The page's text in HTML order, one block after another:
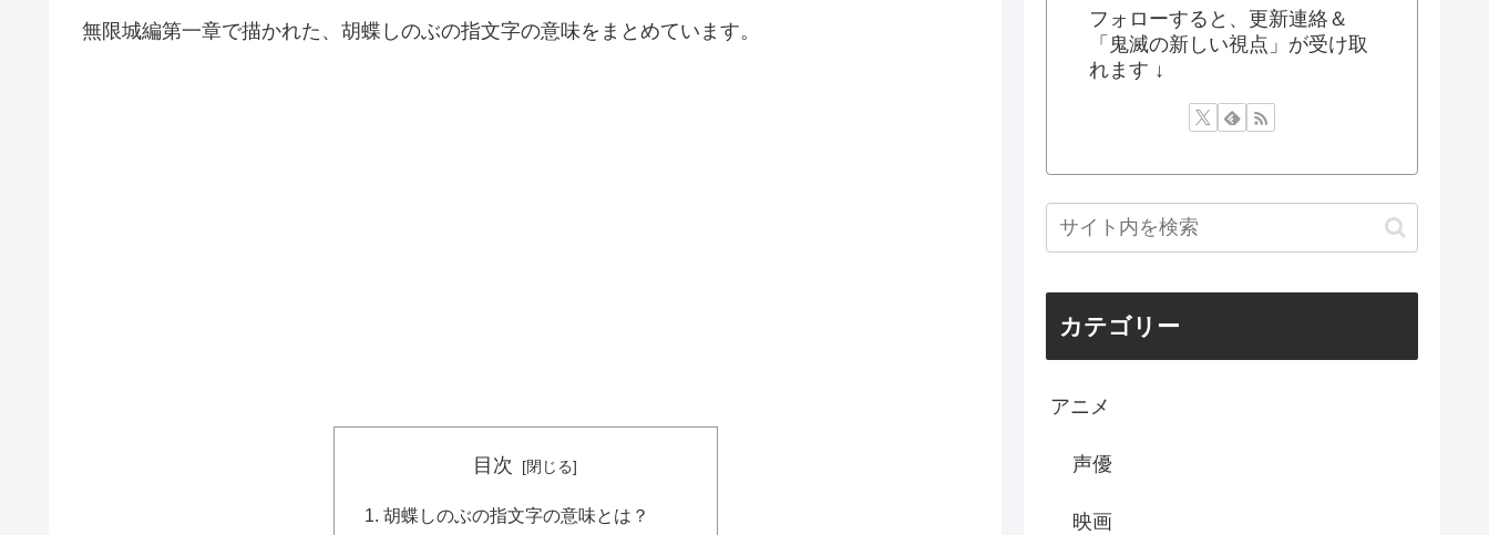
無限城編第一章で描かれた、胡蝶しのぶの指文字の意味をまとめています。
目次
胡蝶しのぶの指文字の意味とは？
フォローすると、更新連絡＆
「鬼滅の新しい視点」が受け取
れます ↓
カテゴリー
アニメ
声優
映画